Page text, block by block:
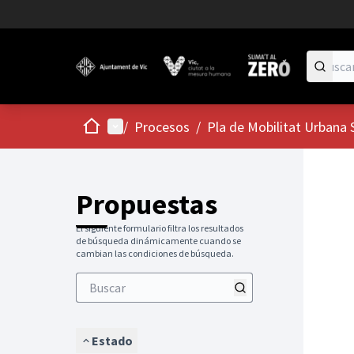
InicioMenú principal
/ Procesos / Pla de Mobilitat Urbana
Propuestas
El siguiente formulario filtra los resultados
de búsqueda dinámicamente cuando se
cambian las condiciones de búsqueda.
Estado